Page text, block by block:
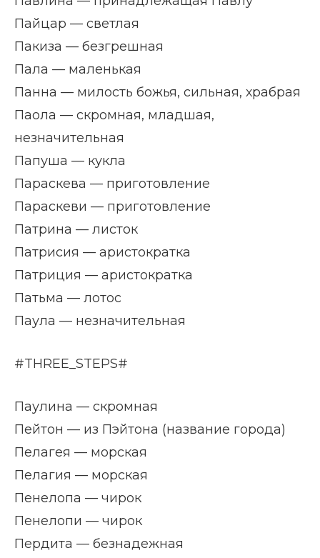
Пайцар — светлая
Пакиза — безгрешная
Пала — маленькая
Панна — милость божья, сильная, храбрая
Паола — скромная, младшая,
незначительная
Папуша — кукла
Параскева — приготовление
Параскеви — приготовление
Патрина — листок
Патрисия — аристократка
Патриция — аристократка
Патьма — лотос
Паула — незначительная
#THREE_STEPS#
Паулина — скромная
Пейтон — из Пэйтона (название города)
Пелагея — морская
Пелагия — морская
Пенелопа — чирок
Пенелопи — чирок
Пердита — безнадежная